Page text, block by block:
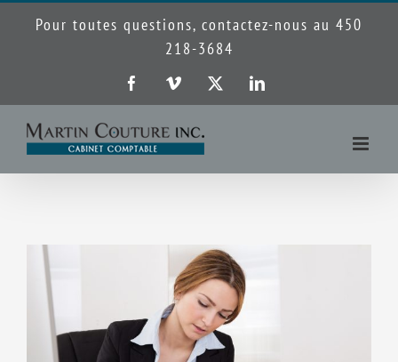
Pour toutes questions, contactez-nous au 450
218-3684
FacebookVimeo LinkedIn
Voir
l'image
agrandie